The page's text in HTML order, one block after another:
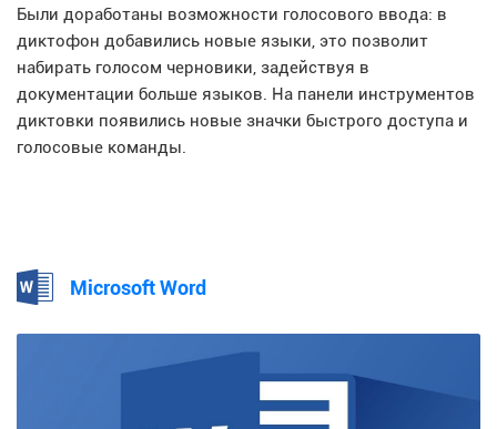
Были доработаны возможности голосового ввода: в
диктофон добавились новые языки, это позволит
набирать голосом черновики, задействуя в
документации больше языков. На панели инструментов
диктовки появились новые значки быстрого доступа и
голосовые команды.
Microsoft Word